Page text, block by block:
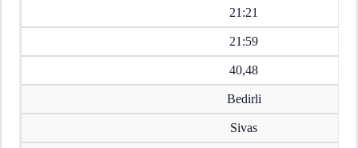
21:21
21:59
40,48
Bedirli
Sivas